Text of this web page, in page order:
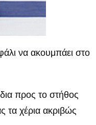
να ακουμπάει στο
προς το στήθος
τα χέρια ακριβώς